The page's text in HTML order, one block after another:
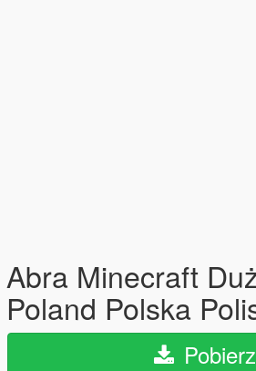
Abra Minecraft
Poland Polska
Pobierz